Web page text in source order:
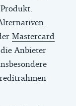
Mastercard
Anbieter